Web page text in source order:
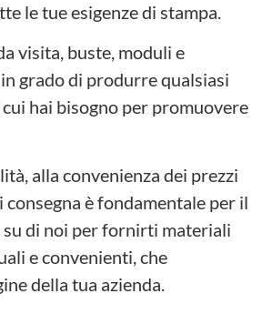
le tue esigenze di stampa.
visita, buste, moduli e
grado di produrre qualsiasi
hai bisogno per promuovere
alla convenienza dei prezzi
è fondamentale per il
di noi per fornirti materiali
e convenienti, che
della tua azienda.